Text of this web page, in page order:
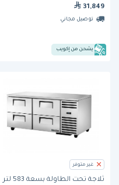
31,849
توصيل مجاني
يشحن من إكويب
غير متوفر
ثلاجة تحت الطاولة بسعة 583 لتر